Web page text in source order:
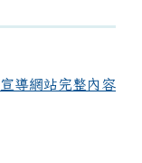
宣導網站完整內容